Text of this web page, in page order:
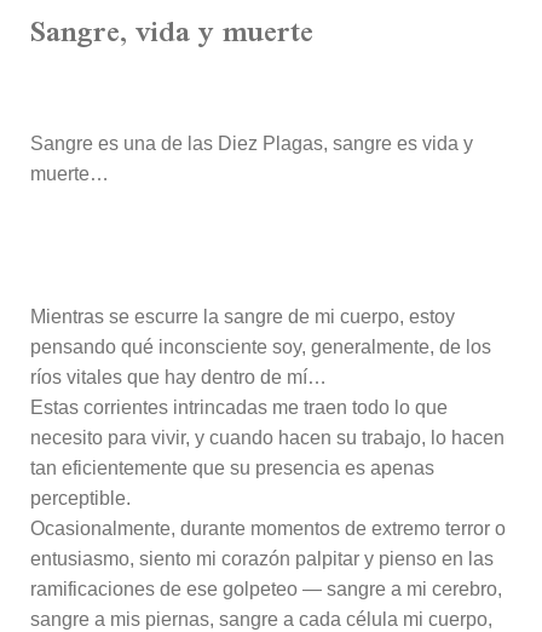
Sangre, vida y muerte
Sangre es una de las Diez Plagas, sangre es vida y
muerte…
Mientras se escurre la sangre de mi cuerpo, estoy
pensando qué inconsciente soy, generalmente, de los
ríos vitales que hay dentro de mí…
Estas corrientes intrincadas me traen todo lo que
necesito para vivir, y cuando hacen su trabajo, lo hacen
tan eficientemente que su presencia es apenas
perceptible.
Ocasionalmente, durante momentos de extremo terror o
entusiasmo, siento mi corazón palpitar y pienso en las
ramificaciones de ese golpeteo — sangre a mi cerebro,
sangre a mis piernas, sangre a cada célula mi cuerpo,